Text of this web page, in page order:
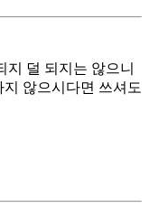
지 덜 되지는 않으니
않으시다면 쓰셔도